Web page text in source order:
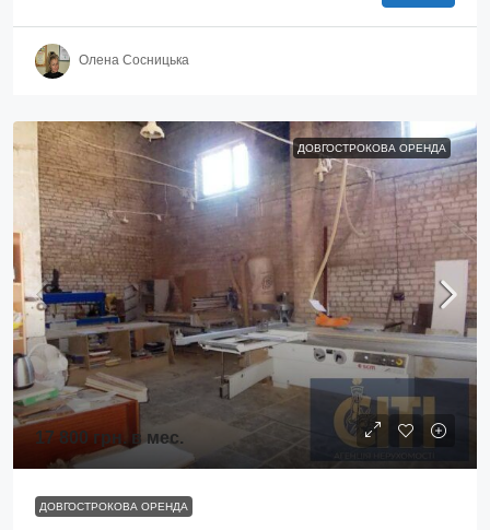
Олена Сосницька
ДОВГОСТРОКОВА ОРЕНДА
17 800 грн. в мес.
ДОВГОСТРОКОВА ОРЕНДА